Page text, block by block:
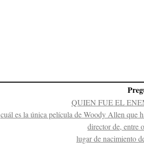
QUIEN FUE EL
cuál es la única película de Woody Allen que
director de, entre
lugar de nacimiento